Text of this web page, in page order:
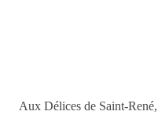
Aux Délices de Saint-